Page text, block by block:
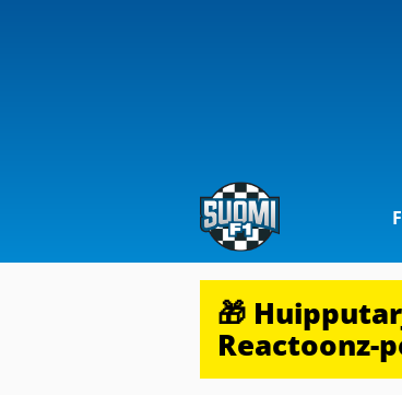
🎁
Reactoonz-